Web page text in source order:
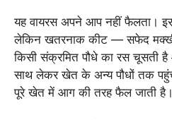
यह वायरस अपने आप नहीं फैलता।
लेकिन खतरनाक कीट — सफेद
किसी संक्रमित पौधे का रस चूसती
साथ लेकर खेत के अन्य पौधों तक
पूरे खेत में आग की तरह फैल जाती है।